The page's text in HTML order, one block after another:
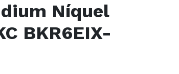
Níquel
BKR6EIX-